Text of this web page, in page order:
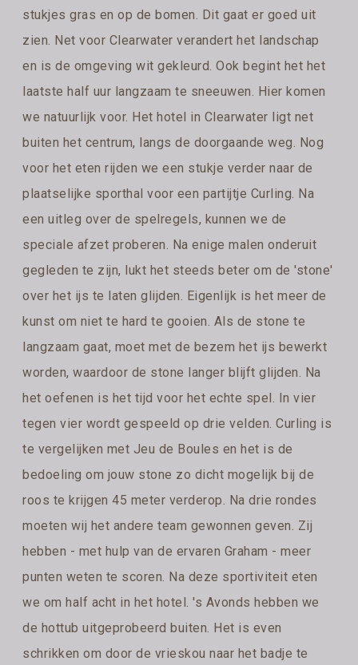
stukjes gras en op de bomen. Dit gaat er goed uit
zien. Net voor Clearwater verandert het landschap
en is de omgeving wit gekleurd. Ook begint het het
laatste half uur langzaam te sneeuwen. Hier komen
we natuurlijk voor. Het hotel in Clearwater ligt net
buiten het centrum, langs de doorgaande weg. Nog
voor het eten rijden we een stukje verder naar de
plaatselijke sporthal voor een partijtje Curling. Na
een uitleg over de spelregels, kunnen we de
speciale afzet proberen. Na enige malen onderuit
gegleden te zijn, lukt het steeds beter om de 'stone'
over het ijs te laten glijden. Eigenlijk is het meer de
kunst om niet te hard te gooien. Als de stone te
langzaam gaat, moet met de bezem het ijs bewerkt
worden, waardoor de stone langer blijft glijden. Na
het oefenen is het tijd voor het echte spel. In vier
tegen vier wordt gespeeld op drie velden. Curling is
te vergelijken met Jeu de Boules en het is de
bedoeling om jouw stone zo dicht mogelijk bij de
roos te krijgen 45 meter verderop. Na drie rondes
moeten wij het andere team gewonnen geven. Zij
hebben - met hulp van de ervaren Graham - meer
punten weten te scoren. Na deze sportiviteit eten
we om half acht in het hotel. 's Avonds hebben we
de hottub uitgeprobeerd buiten. Het is even
schrikken om door de vrieskou naar het badje te